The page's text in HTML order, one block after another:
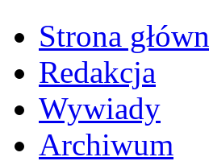
Strona
Redakcja
Wywiady
Archiwum